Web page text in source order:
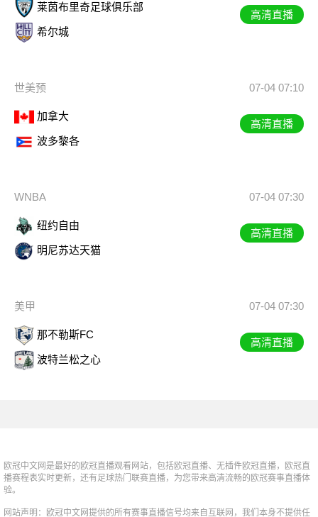
莱茵布里奇足球俱乐部
希尔城
高清直播
世美预 07-04 07:10
加拿大
波多黎各
高清直播
WNBA 07-04 07:30
纽约自由
明尼苏达天猫
高清直播
美甲 07-04 07:30
那不勒斯FC
波特兰松之心
高清直播
欧冠中文网是最好的欧冠直播观看网站，包括欧冠直播、无插件欧冠直播，欧冠直
播赛程表实时更新，还有足球热门联赛直播，为您带来高清流畅的欧冠赛事直播体
验。
网站声明：欧冠中文网提供的所有赛事直播信号均来自互联网，我们本身不提供任